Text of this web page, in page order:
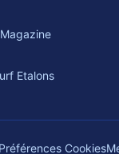
Etalons
Préférences Cookies